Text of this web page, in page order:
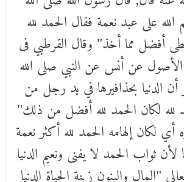
على عبد نعمة فقال الحمد لله
أفضل مما أخذ" وقال القرطبي فى
الأصول عن أنس عن النبي صلى الله
الدنيا بحذافيرها في يد رجل من
لله لكان الحمد لله أفضل من ذلك"
لكان إلهامه الحمد لله أكثر نعمة
ثواب الحمد لا يفنى ونعيم الدنيا
"المال والبنون زينة الحياة الدنيا